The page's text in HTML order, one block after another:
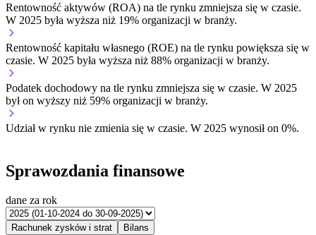
Rentowność aktywów (ROA) na tle rynku zmniejsza się w czasie.
W 2025 była wyższa niż 19% organizacji w branży.
Rentowność kapitału własnego (ROE) na tle rynku powiększa się w
czasie. W 2025 była wyższa niż 88% organizacji w branży.
Podatek dochodowy na tle rynku zmniejsza się w czasie. W 2025
był on wyższy niż 59% organizacji w branży.
Udział w rynku nie zmienia się w czasie. W 2025 wynosił on 0%.
Sprawozdania finansowe
dane za rok
Rachunek zysków i strat Bilans